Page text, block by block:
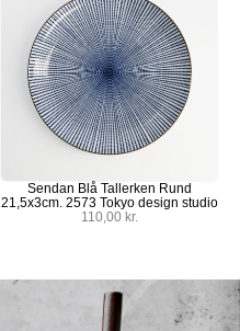
Sendan Blå Tallerken Rund
21,5x3cm. 2573 Tokyo design studio
110,00 kr.